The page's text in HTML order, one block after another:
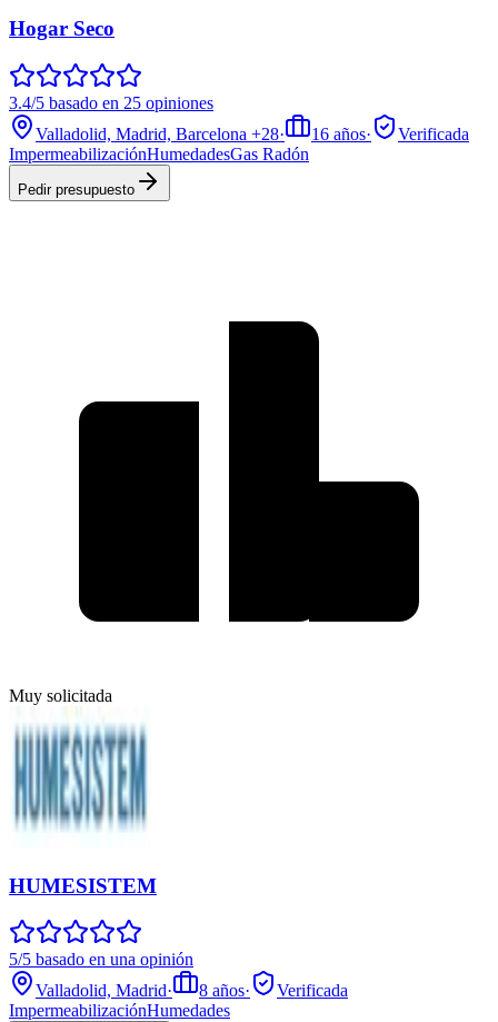
Hogar Seco
3.4/5 basado en 25 opiniones
Valladolid, Madrid, Barcelona +28· 16 años·
Verificada
ImpermeabilizaciónHumedadesGas Radón
Pedir presupuesto
Muy solicitada
HUMESISTEM
5/5 basado en una opinión
Valladolid, Madrid· 8 años·
Verificada
ImpermeabilizaciónHumedades